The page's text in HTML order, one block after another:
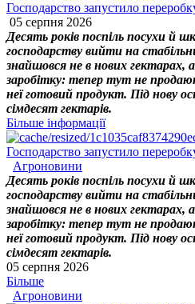
Господарство запустило
05 серпня 2026
Десять років поспіль посухи й
господарству вийти на
знайшовся не в нових гектарах, а
заробітку: тепер тут не
неї готовий продукт. Під нову
сімдесят гектарів.
Більше інформації
Господарство запустило
Агроновини
Десять років поспіль посухи й
господарству вийти на
знайшовся не в нових гектарах, а
заробітку: тепер тут не
неї готовий продукт. Під нову
сімдесят гектарів.
05 серпня 2026
Більше
Агроновини